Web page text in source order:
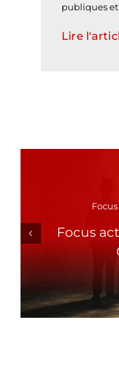
publiques
Lire
Focus